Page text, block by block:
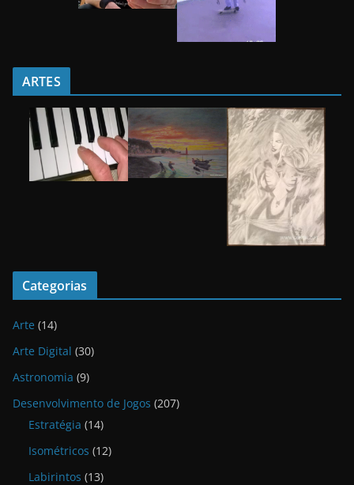
ARTES
Categorias
Arte (14)
Arte Digital (30)
Astronomia (9)
Desenvolvimento de Jogos (207)
Estratégia (14)
Isométricos (12)
Labirintos (13)